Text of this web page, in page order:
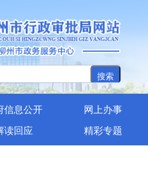
搜索
信息公开
网上办事
读回应
精彩专题